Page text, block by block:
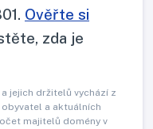
Ověřte si
zda je
jejich držitelů vychází z
obyvatel a aktuálních
majitelů domény v